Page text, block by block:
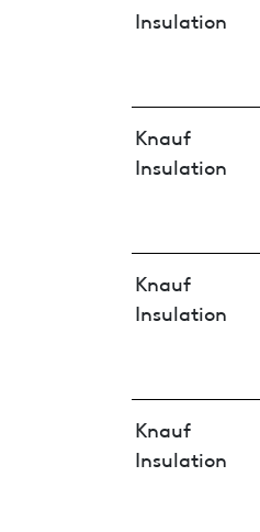
Insulation
Knauf
Insulation
Knauf
Insulation
Knauf
Insulation